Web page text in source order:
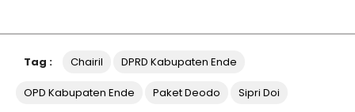
Tag : Chairil DPRD Kabupaten Ende
OPD Kabupaten Ende Paket Deodo Sipri Doi